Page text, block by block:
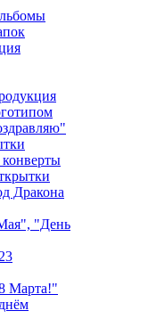
Дракона
"День
Марта!"